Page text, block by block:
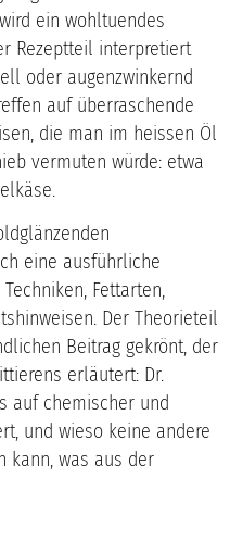
ein wohltuendes
Rezeptteil interpretiert
oder augenzwinkernd
auf überraschende
die man im heissen Öl
vermuten würde: etwa
eine ausführliche
Fettarten,
Der Theorieteil
Beitrag gekrönt, der
erläutert: Dr.
auf chemischer und
und wieso keine andere
kann, was aus der